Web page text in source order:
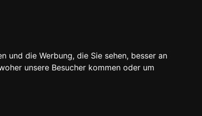
und die Werbung, die Sie sehen, besser an
unsere Besucher kommen oder um